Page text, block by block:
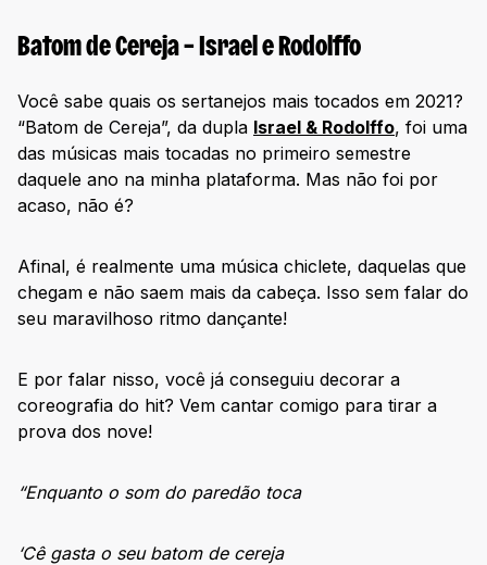
Batom de Cereja – Israel e Rodolffo
Você sabe quais os sertanejos mais tocados em 2021?
“Batom de Cereja”, da dupla Israel & Rodolffo, foi uma
das músicas mais tocadas no primeiro semestre
daquele ano na minha plataforma. Mas não foi por
acaso, não é?
Afinal, é realmente uma música chiclete, daquelas que
chegam e não saem mais da cabeça. Isso sem falar do
seu maravilhoso ritmo dançante!
E por falar nisso, você já conseguiu decorar a
coreografia do hit? Vem cantar comigo para tirar a
prova dos nove!
“Enquanto o som do paredão toca
‘Cê gasta o seu batom de cereja